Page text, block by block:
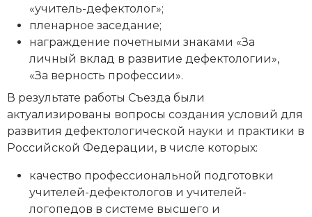
«учитель-дефектолог»;
пленарное заседание;
награждение почетными знаками «За
личный вклад в развитие дефектологии»,
«За верность профессии».
В результате работы Съезда были
актуализированы вопросы создания условий для
развития дефектологической науки и практики в
Российской Федерации, в числе которых:
качество профессиональной подготовки
учителей-дефектологов и учителей-
логопедов в системе высшего и